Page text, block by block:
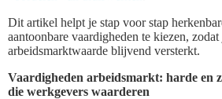
Dit artikel helpt je stap voor stap
aantoonbare vaardigheden te kiezen, zodat
arbeidsmarktwaarde blijvend versterkt.
Vaardigheden arbeidsmarkt: harde en
die werkgevers waarderen